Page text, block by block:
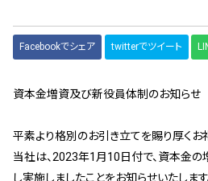
Facebookでシェア twitterでツイート
資本金増資及び新役員体制のお知らせ
平素より格別のお引き立てを賜り厚くお
当社は、2023年1月10日付で、資本金
し実施しましたことをお知らせいたします
メルの理事会アドバイザー »
新人管理士顧問サービス
管理契約見直しドクター »
管理費カイゼン隊 »